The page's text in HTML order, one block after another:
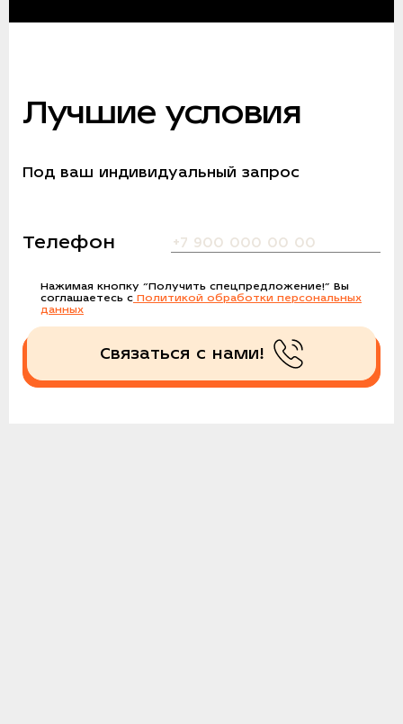
Лучшие условия
Под ваш индивидуальный запрос
Телефон
Нажимая кнопку “Получить спецпредложение!” Вы
соглашаетесь с Политикой обработки персональных
данных
Получить спецпредложение!
Связаться с нами!